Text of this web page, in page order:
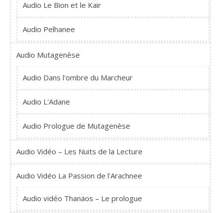
Audio Le Bion et le Kair
Audio Pelhanee
Audio Mutagenèse
Audio Dans l'ombre du Marcheur
Audio L'Adane
Audio Prologue de Mutagenèse
Audio Vidéo – Les Nuits de la Lecture
Audio Vidéo La Passion de l'Arachnee
Audio vidéo Thanäos – Le prologue